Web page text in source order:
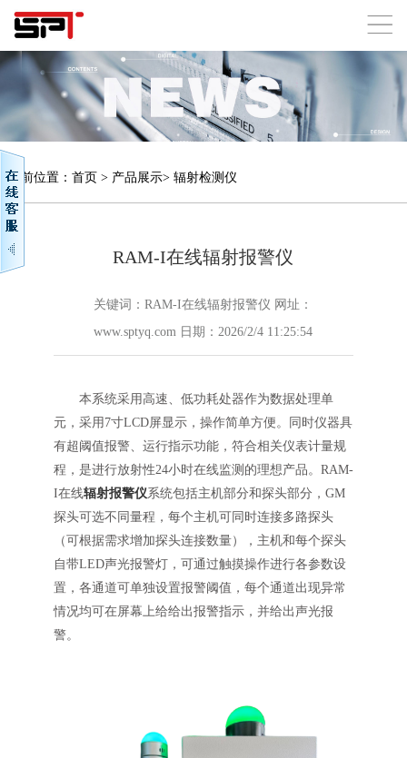
当前位置： 首页 > 产品展示> 辐射检测仪
RAM-I在线辐射报警仪
关键词：RAM-I在线辐射报警仪 网址：
www.sptyq.com 日期：2026/2/4 11:25:54
本系统采用高速、低功耗处器作为数据处理单
元，采用7寸LCD屏显示，操作简单方便。同时仪器具
有超阈值报警、运行指示功能，符合相关仪表计量规
程，是进行放射性24小时在线监测的理想产品。RAM-
I在线辐射报警仪系统包括主机部分和探头部分，GM
探头可选不同量程，每个主机可同时连接多路探头
（可根据需求增加探头连接数量），主机和每个探头
自带LED声光报警灯，可通过触摸操作进行各参数设
置，各通道可单独设置报警阈值，每个通道出现异常
情况均可在屏幕上给给出报警指示，并给出声光报
警。